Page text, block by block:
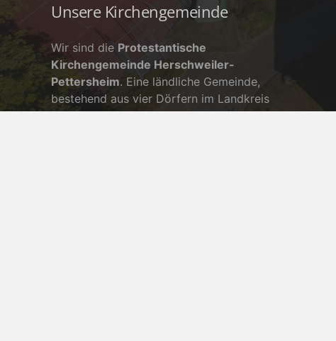
Unsere Kirchengemeinde
Wir sind die Protestantische
Kirchengemeinde Herschweiler-
Pettersheim. Eine ländliche Gemeinde,
bestehend aus vier Dörfern im Landkreis
Kusel. Es ist unser Anliegen, Menschen in die